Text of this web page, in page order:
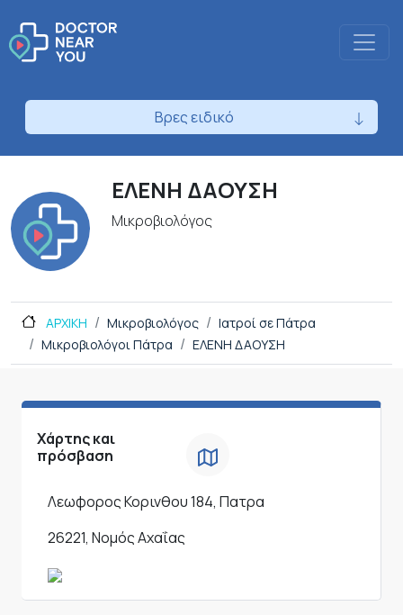
Βρες ειδικό
ΕΛΕΝΗ ΔΑΟΥΣΗ
Μικροβιολόγος
ΑΡΧΙΚΗ Μικροβιολόγος
Ιατροί σε Πάτρα
Μικροβιολόγοι Πάτρα
ΕΛΕΝΗ ΔΑΟΥΣΗ
Χάρτης και
πρόσβαση
Λεωφορος Κορινθου 184, Πατρα
26221, Νομός Αχαΐας